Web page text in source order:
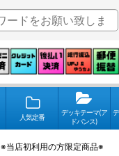
人気定番
デッキテーマ(ア
ドバンス)
※当店初利用の方限定商品※